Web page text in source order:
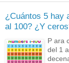
¿Cuántos 5 hay
al 100? ¿Y
P ara
del 1